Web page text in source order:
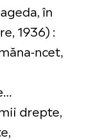
în
1936) :
ncet,
drepte,